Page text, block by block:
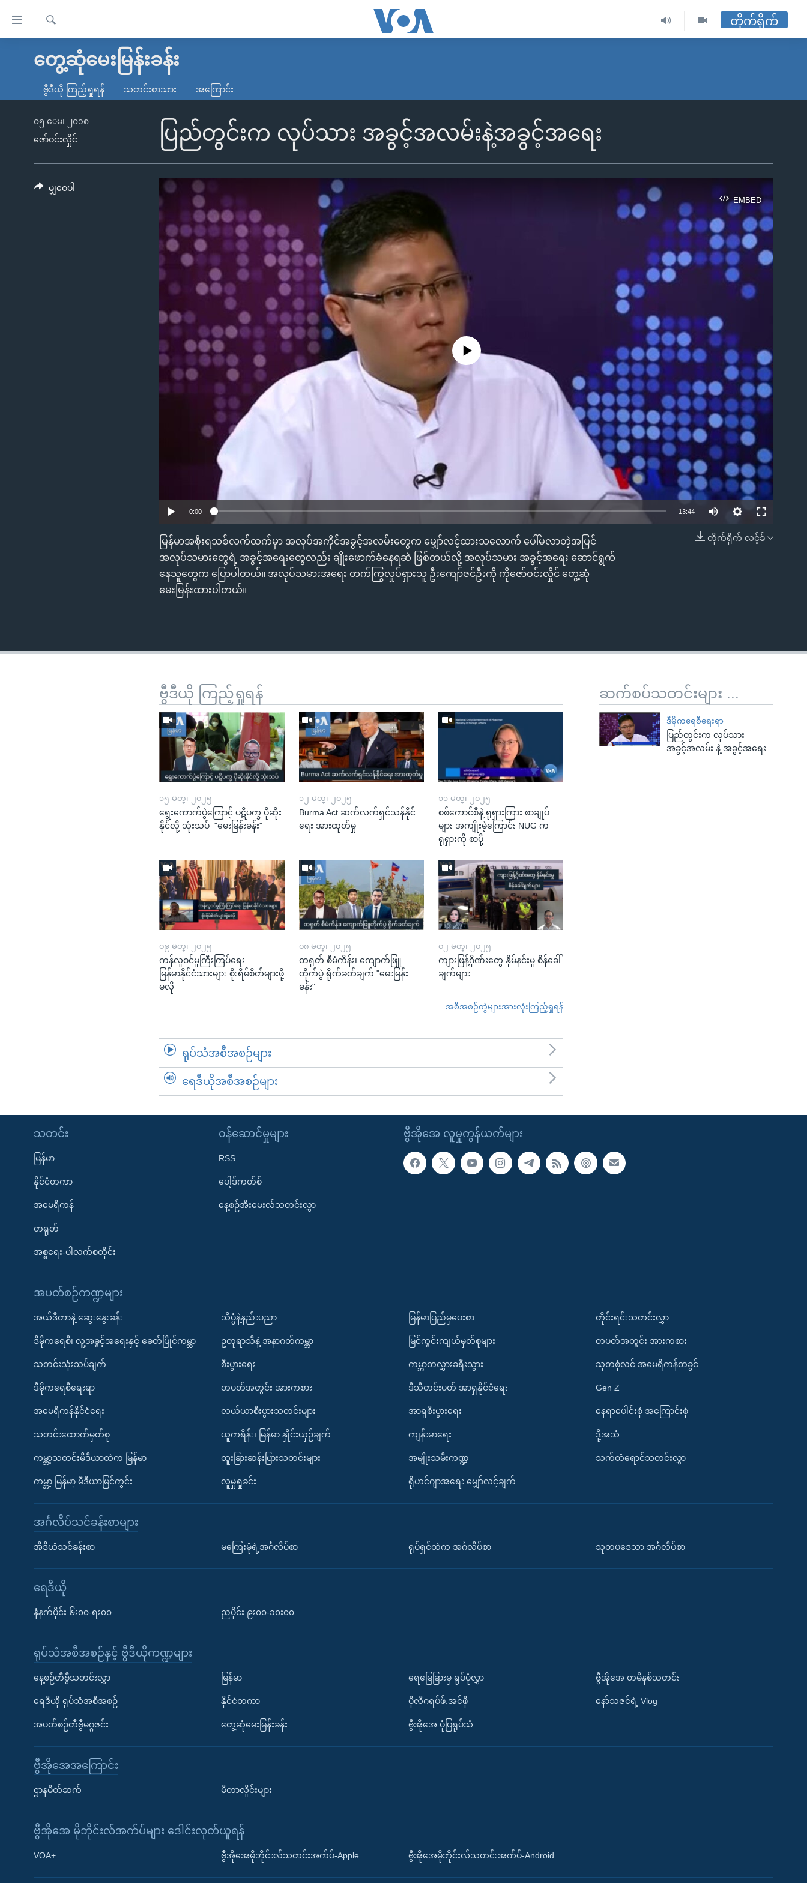
လွယ်ကူ
သည့်
မူလစာမျက်နှာ
ကမ္ဘာ့သတင်းများ
နိုင်ငံတကာ
အမေရိကန်
တရုတ်
အစ္စရေး-ပါလက်စတိုင်း
သတင်းလွတ်လပ်ခွင့်
ရပ်ဝန်းတခု လမ်းတခု အလွန်
အင်္ဂလိပ်စာလေ့လာမယ်
Learning English
ရ
တိုက်ရိုက်
တွေ့ဆုံမေးမြန်းခန်း
ဗွီဒီယို ကြည့်ရှုရန် သတင်းစာသား အကြောင်း
ပြည်တွင်းက လုပ်သား အခွင့်အလမ်းနဲ့အခွင့်အရေး
၀၅ ေမ၊ ၂၀၁၈
ဇော်ဝင်းလှိုင်
EMBED
EMBED
No media source currently available
0:00 13:44
တိုက်ရိုက် လင့်ခ်
မြန်မာအစိုးရသစ်လက်ထက်မှာ အလုပ်အကိုင်အခွင့်အလမ်းတွေက မျှော်လင့်ထားသလောက် ပေါ်မလာတဲ့အပြင်
အလုပ်သမားတွေရဲ့ အခွင့်အရေးတွေလည်း ချိုးဖောက်ခံနေရဆဲ ဖြစ်တယ်လို့ အလုပ်သမား အခွင့်အရေး ဆောင်ရွက်
နေသူတွေက ပြောပါတယ်။ အလုပ်သမားအရေး တက်ကြွလှုပ်ရှားသူ ဦးကျော်ဇင်ဦးကို ကိုဇော်ဝင်းလှိုင် တွေ့ဆုံ
မေးမြန်းထားပါတယ်။
မျှဝေပါ
ဆက်စပ်သတင်းများ ...
ဒီမိုကရေစီရေးရာ
ပြည်တွင်းက လုပ်သား
အခွင့်အလမ်း နဲ့ အခွင့်အရေး
ဗွီဒီယို ကြည့်ရှုရန်
၁၅ မတ္၊ ၂၀၂၅
ရွေးကောက်ပွဲကြောင့် ပဋိပက္ခ ပိုဆိုး
နိုင်လို့ သုံးသပ် "မေးမြန်းခန်း"
၁၂ မတ္၊ ၂၀၂၅
Burma Act ဆက်လက်ရှင်သန်နိုင်
ရေး အားထုတ်မှု
၁၁ မတ္၊ ၂၀၂၅
စစ်ကောင်စီနဲ့ ရုရှားကြား စာချုပ်
များ အကျိုးမဲ့ကြောင်း NUG က
ရုရှားကို စာပို့
၀၉ မတ္၊ ၂၀၂၅
ကန်လူဝင်မှုကြီးကြပ်ရေး
မြန်မာနိုင်ငံသားများ စိုးရိမ်စိတ်များဖို့
မလို
၀၈ မတ္၊ ၂၀၂၅
တရုတ် စီမံကိန်း၊ ကျောက်ဖြူ
တိုက်ပွဲ ရိုက်ခတ်ချက် "မေးမြန်း
ခန်း"
၀၂ မတ္၊ ၂၀၂၅
ကျားဖြန့်ဂိုဏ်းတွေ နှိမ်နင်းမှု စိန်ခေါ်
ချက်များ
အစီအစဉ်တွဲများအားလုံးကြည့်ရှုရန်
ရုပ်သံအစီအစဉ်များ
ရေဒီယိုအစီအစဉ်များ
ဗွီအိုအေ လူမှုကွန်ယက်များ
သတင်း
မြန်မာ
နိုင်ငံတကာ
အမေရိကန်
တရုတ်
အစ္စရေး-ပါလက်စတိုင်း
၀န်ဆောင်မှုများ
RSS
ပေါ့ဒ်ကတ်စ်
နေ့စဉ်အီးမေးလ်သတင်းလွှာ
အပတ်စဉ်ကဏ္ဍများ
အယ်ဒီတာနဲ့ ဆွေးနွေးခန်း
ဒီမိုကရေစီ၊ လူ့အခွင့်အရေးနှင့် ခေတ်ပြိုင်ကမ္ဘာ
သတင်းသုံးသပ်ချက်
ဒီမိုကရေစီရေးရာ
အမေရိကန်နိုင်ငံရေး
သတင်းထောက်မှတ်စု
ကမ္ဘာ့သတင်းမီဒီယာထဲက မြန်မာ
ကမ္ဘာ့ မြန်မာ့ မီဒီယာမြင်ကွင်း
သိပ္ပံနဲ့နည်းပညာ
ဥတုရာသီနဲ့ အနာဂတ်ကမ္ဘာ
စီးပွားရေး
တပတ်အတွင်း အားကစား
လယ်ယာစီးပွားသတင်းများ
ယူကရိန်း၊ မြန်မာ နှိုင်းယှဉ်ချက်
ထူးခြားဆန်းပြားသတင်းများ
လူမှုရှုခင်း
မြန်မာပြည်မှပေးစာ
မြင်ကွင်းကျယ်မှတ်စုများ
ကမ္ဘာတလွှားခရီးသွား
ဒီသီတင်းပတ် အာရှနိုင်ငံရေး
အာရှစီးပွားရေး
ကျန်းမာရေး
အမျိုးသမီးကဏ္ဍ
ရိုဟင်ဂျာအရေး မျှော်လင့်ချက်
တိုင်းရင်းသတင်းလွှာ
တပတ်အတွင်း အားကစား
သုတစုံလင် အမေရိကန်တခွင်
Gen Z
နေရာပေါင်းစုံ အကြောင်းစုံ
ဒို့အသံ
သက်တံရောင်သတင်းလွှာ
အင်္ဂလိပ်သင်ခန်းစာများ
အီဒီယံသင်ခန်းစာ မကြေးမုံရဲ့အင်္ဂလိပ်စာ ရုပ်ရှင်ထဲက အင်္ဂလိပ်စာ သုတပဒေသာ အင်္ဂလိပ်စာ
ရေဒီယို
နံနက်ပိုင်း ၆း၀၀-ရး၀၀ ညပိုင်း ၉း၀၀-၁၀း၀၀
ရုပ်သံအစီအစဉ်နှင့် ဗွီဒီယိုကဏ္ဍများ
နေ့စဉ်တီဗွီသတင်းလွှာ
ရေဒီယို ရုပ်သံအစီအစဉ်
အပတ်စဉ်တီဗွီမဂ္ဂဇင်း
မြန်မာ
နိုင်ငံတကာ
တွေ့ဆုံမေးမြန်းခန်း
ရေမြေခြားမှ ရုပ်ပုံလွှာ
ပိုလီဂရပ်ဖ်.အင်ဖို
ဗွီအိုအေ ပုံပြရုပ်သံ
ဗွီအိုအေ တမိနစ်သတင်း
နော်သဇင်ရဲ့ Vlog
ဗွီအိုအေအကြောင်း
ဌာနမိတ်ဆက် မီတာလှိုင်းများ
ဗွီအိုအေ မိုဘိုင်းလ်အက်ပ်များ ဒေါင်းလုတ်ယူရန်
VOA+ ဗွီအိုအေမိုဘိုင်းလ်သတင်းအက်ပ်-Apple ဗွီအိုအေမိုဘိုင်းလ်သတင်းအက်ပ်-Android